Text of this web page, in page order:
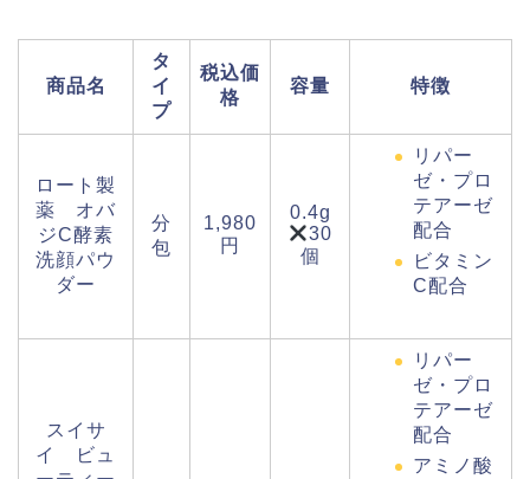
商品名
タ
イ
プ
税込価
格
容量 特徴
ロート製
薬 オバ
ジC酵素
洗顔パウ
ダー
分
包
1,980
円
0.4g
30
個
リパー
ゼ・プロ
テアーゼ
配合
ビタミン
C配合
スイサ
イ ビュ
リパー
ゼ・プロ
テアーゼ
配合
アミノ酸